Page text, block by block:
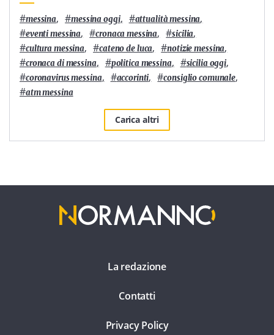
#messina, #messina oggi, #attualità messina,
#eventi messina, #cronaca messina, #sicilia,
#cultura messina, #cateno de luca, #notizie messina,
#cronaca di messina, #politica messina, #sicilia oggi,
#coronavirus messina, #accorinti, #consiglio comunale,
#atm messina
Carica altri
La redazione
Contatti
Privacy Policy